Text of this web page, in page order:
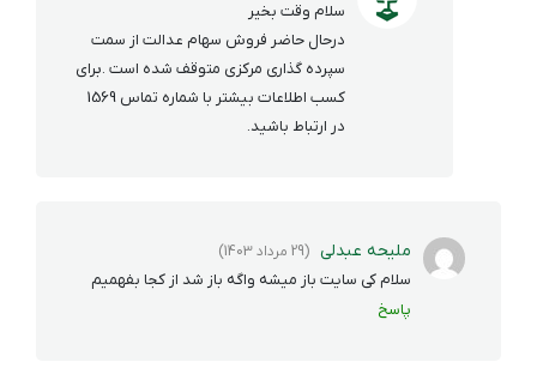
سلام وقت بخیر
درحال حاضر فروش سهام عدالت از سمت
سپرده گذاری مرکزی متوقف شده است .برای
کسب اطلاعات بیشتر با شماره تماس 1569
در ارتباط باشید.
ملیحه عبدلی (29 مرداد 1403)
سلام کی سایت باز میشه واگه باز شد از کجا بفهمیم
پاسخ